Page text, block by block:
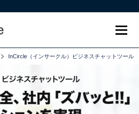
InCircle（インサークル）ビジネスチャットツール